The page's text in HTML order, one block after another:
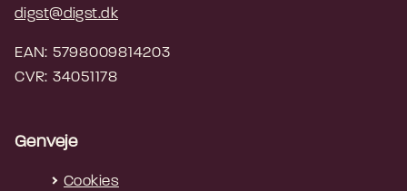
digst@digst.dk
EAN: 5798009814203
CVR: 34051178
Genveje
Cookies